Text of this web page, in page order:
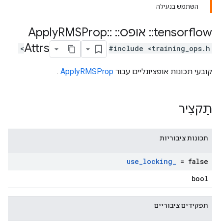
השתמש בנעילה
tensorflow
:: אופס::
RMSProp::
Attrs
#include <training_ops.h>
קובעי תכונות אופציונליים עבור ApplyRMSProp
.
תַקצִיר
תכונות ציבוריות
use_locking_ = false
bool
תפקידים ציבוריים